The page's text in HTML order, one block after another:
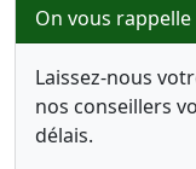
On vous rappelle
Laissez-nous
nos conseillers
délais.